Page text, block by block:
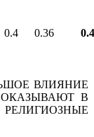
0.4 0.36
ВЛИЯHИЕ
ОКАЗЫВАЮТ В